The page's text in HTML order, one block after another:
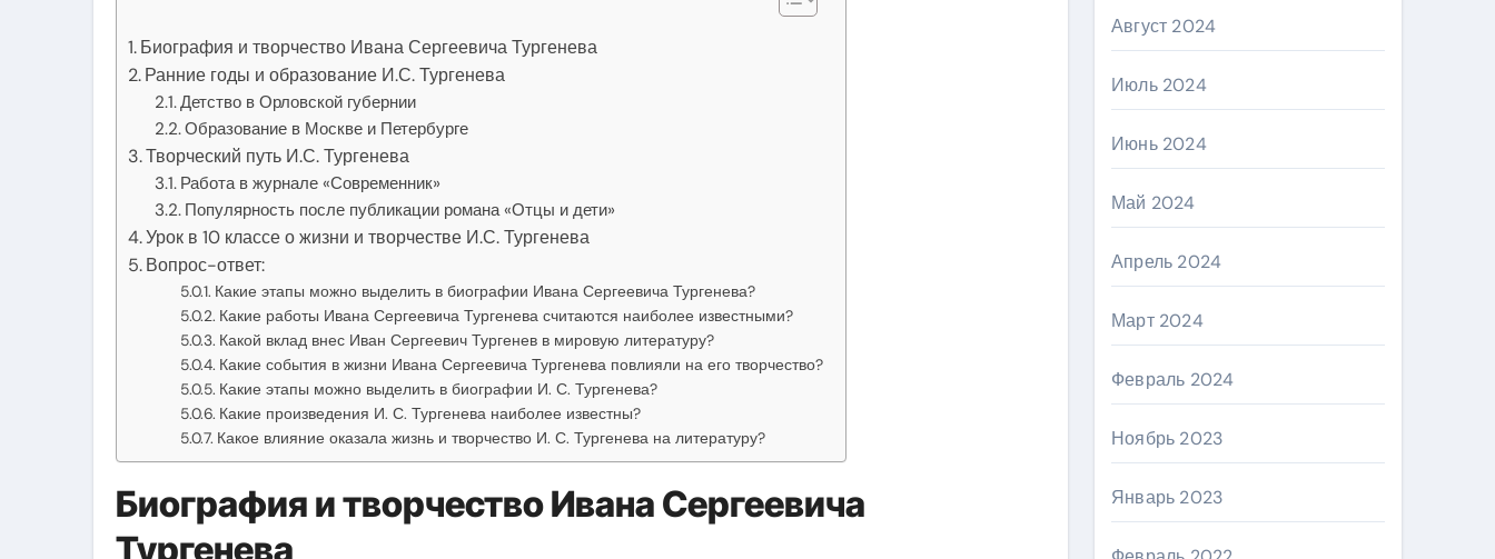
Биография и творчество Ивана Сергеевича Тургенева
Ранние годы и образование И.С. Тургенева
Детство в Орловской губернии
Образование в Москве и Петербурге
Творческий путь И.С. Тургенева
Работа в журнале «Современник»
Популярность после публикации романа «Отцы и дети»
Урок в 10 классе о жизни и творчестве И.С. Тургенева
Вопрос-ответ:
Какие этапы можно выделить в биографии Ивана Сергеевича Тургенева?
Какие работы Ивана Сергеевича Тургенева считаются наиболее известными?
Какой вклад внес Иван Сергеевич Тургенев в мировую литературу?
Какие события в жизни Ивана Сергеевича Тургенева повлияли на его творчество?
Какие этапы можно выделить в биографии И. С. Тургенева?
Какие произведения И. С. Тургенева наиболее известны?
Какое влияние оказала жизнь и творчество И. С. Тургенева на литературу?
Биография и творчество Ивана Сергеевича
Тургенева
Август 2024
Июль 2024
Июнь 2024
Май 2024
Апрель 2024
Март 2024
Февраль 2024
Ноябрь 2023
Январь 2023